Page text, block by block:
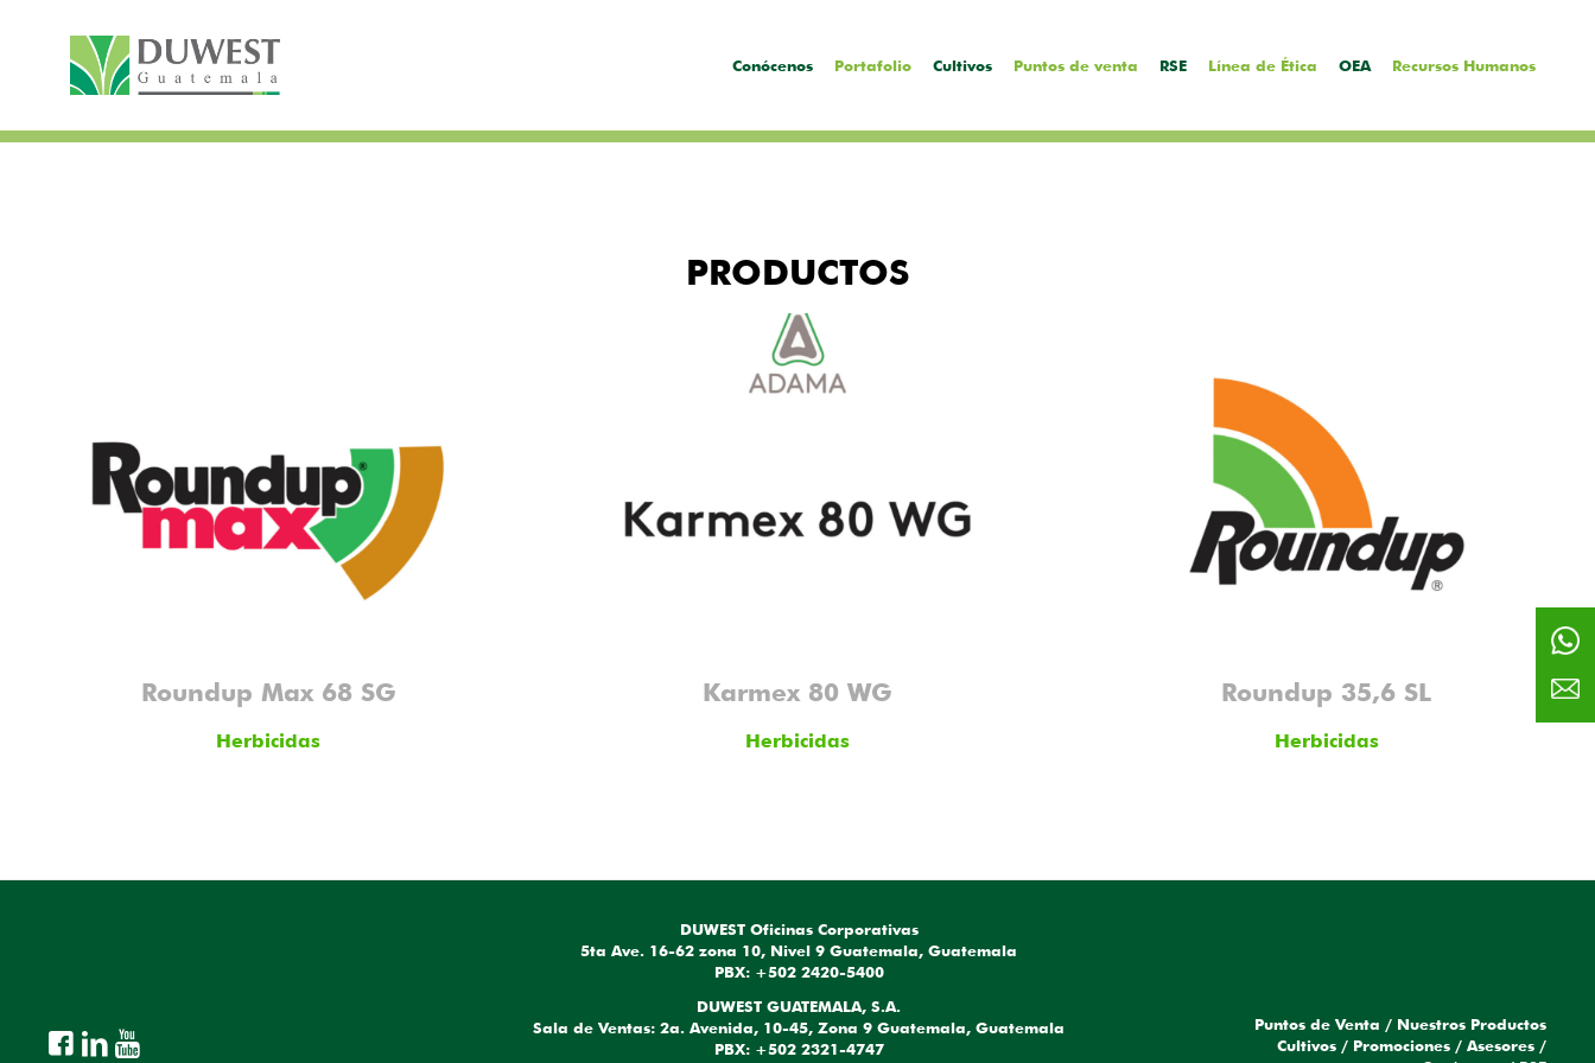
Conócenos Portafolio Cultivos Puntos de venta RSE Línea de Ética OEA Recursos Humanos
PRODUCTOS
Roundup Max 68 SG
Herbicidas
Karmex 80 WG
Herbicidas
Roundup 35,6 SL
Herbicidas
DUWEST Oficinas Corporativas
5ta Ave. 16-62 zona 10, Nivel 9 Guatemala, Guatemala
PBX: +502 2420-5400
DUWEST GUATEMALA, S.A.
Sala de Ventas: 2a. Avenida, 10-45, Zona 9 Guatemala, Guatemala
PBX: +502 2321-4747
Puntos de Venta / Nuestros Productos
Cultivos / Promociones / Asesores /